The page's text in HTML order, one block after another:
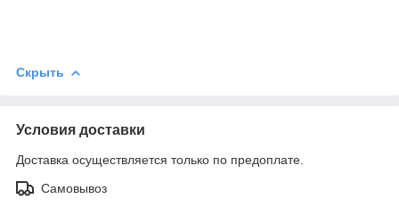
Скрыть
Условия доставки
Доставка осуществляется только по предоплате.
Самовывоз